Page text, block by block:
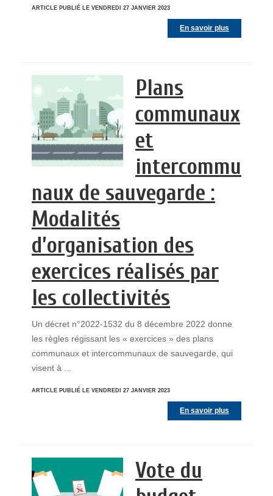
ARTICLE PUBLIÉ LE VENDREDI 27 JANVIER 2023
En savoir plus
Plans
communaux
et
intercommu
naux de sauvegarde :
Modalités
d’organisation des
exercices réalisés par
les collectivités
Un décret n°2022-1532 du 8 décembre 2022 donne
les règles régissant les « exercices » des plans
communaux et intercommunaux de sauvegarde, qui
visent à ...
ARTICLE PUBLIÉ LE VENDREDI 27 JANVIER 2023
En savoir plus
Vote du